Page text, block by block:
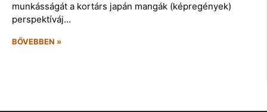
munkásságát a kortárs japán mangák (képregények)
perspektíváj…
BŐVEBBEN »